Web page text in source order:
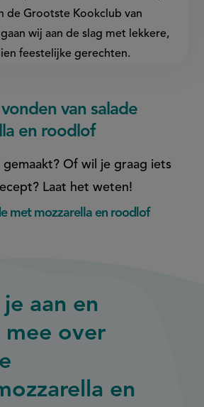
de Grootste Kookclub van
wij aan de slag met lekkere,
feestelijke gerechten.
van salade
en roodlof
Of wil je graag iets
Laat het weten!
met mozzarella en roodlof
aan en
mee over
en